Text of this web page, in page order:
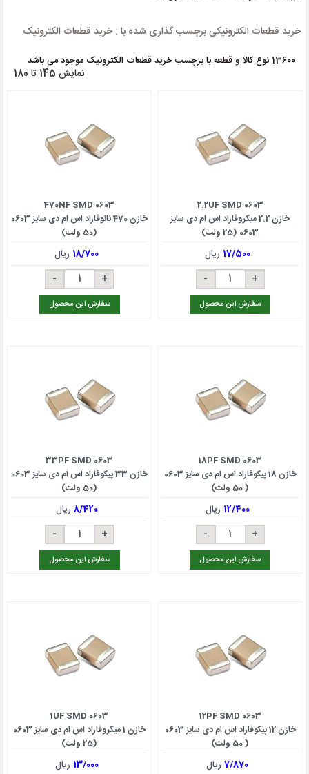
خرید قطعات الکترونیکی برچسب گذاری شده با : خرید قطعات الکترونیک
13600 نوع کالا و قطعه با برچسب خرید قطعات الکترونیک موجود می باشد
نمایش 145 تا 180
2.2UF SMD 0603
خازن 2.2 میکروفاراد اس ام دی سایز
0603 (25 ولت)
17/500 ریال
سفارش این محصول
470NF SMD 0603
خازن 470 نانوفاراد اس ام دی سایز 0603
(50 ولت)
18/700 ریال
سفارش این محصول
18PF SMD 0603
خازن 18 پیکوفاراد اس ام دی سایز 0603
( 50 ولت)
12/400 ریال
سفارش این محصول
33PF SMD 0603
خازن 33 پیکوفاراد اس ام دی سایز 0603
(50 ولت)
8/420 ریال
سفارش این محصول
12PF SMD 0603
خازن 12 پیکوفاراد اس ام دی سایز 0603
( 50 ولت)
7/870ریال
1UF SMD 0603
خازن 1 میکروفاراد اس ام دی سایز 0603
(25 ولت)
13/000 ریال